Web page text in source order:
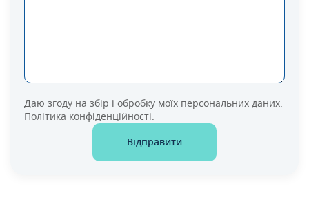
Даю згоду на збір і обробку моїх персональних даних.
Політика конфіденційності.
Відправити